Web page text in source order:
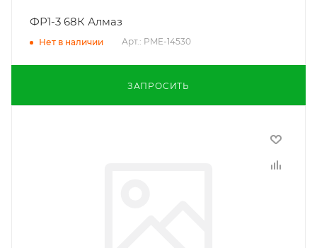
ФР1-3 68К Алмаз
Нет в наличии Арт.: PME-14530
ЗАПРОСИТЬ